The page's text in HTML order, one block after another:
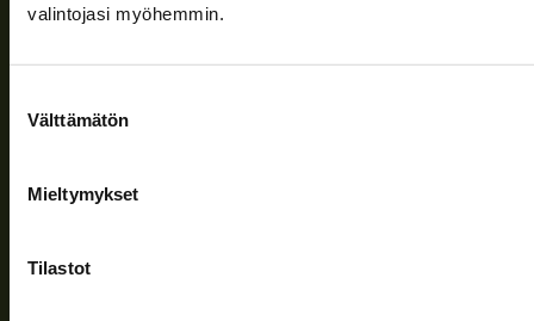
valintojasi myöhemmin.
valinta
Välttämätön
Mieltymykset
Tilastot
Toimitusehdot
Ajankohtaista
Tuki